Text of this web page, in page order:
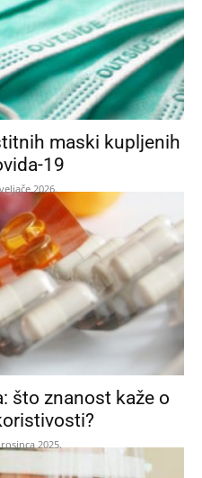
maski kupljenih
19
2026.
što znanost kaže o
2025.